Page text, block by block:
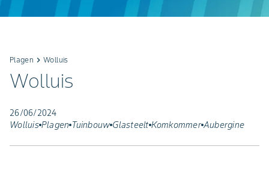
Plagen keyboard_arrow_rightWolluis
Wolluis
26/06/2024
Wolluis Plagen Tuinbouw Glasteelt Komkommer Aubergine